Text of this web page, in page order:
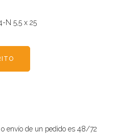
N 5,5 x 25
envío de un pedido es 48/72